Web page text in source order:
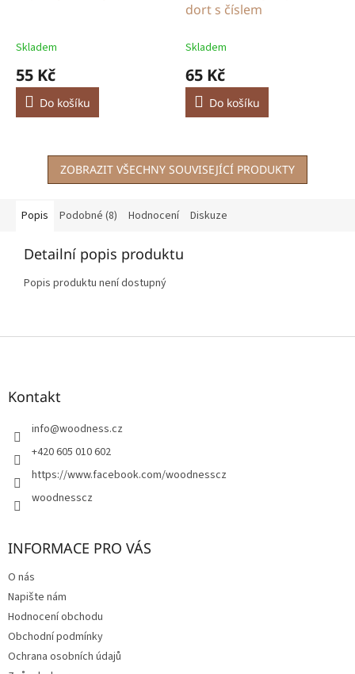
Skladem
55 Kč
Do košíku
dort s číslem
Skladem
65 Kč
Do košíku
ZOBRAZIT VŠECHNY SOUVISEJÍCÍ PRODUKTY
Popis Podobné (8) Hodnocení Diskuze
Detailní popis produktu
Popis produktu není dostupný
Z
Kontakt
info@woodness.cz
+420 605 010 602
https://www.facebook.com/woodnesscz
woodnesscz
INFORMACE PRO VÁS
O nás
Napište nám
Hodnocení obchodu
Obchodní podmínky
Ochrana osobních údajů